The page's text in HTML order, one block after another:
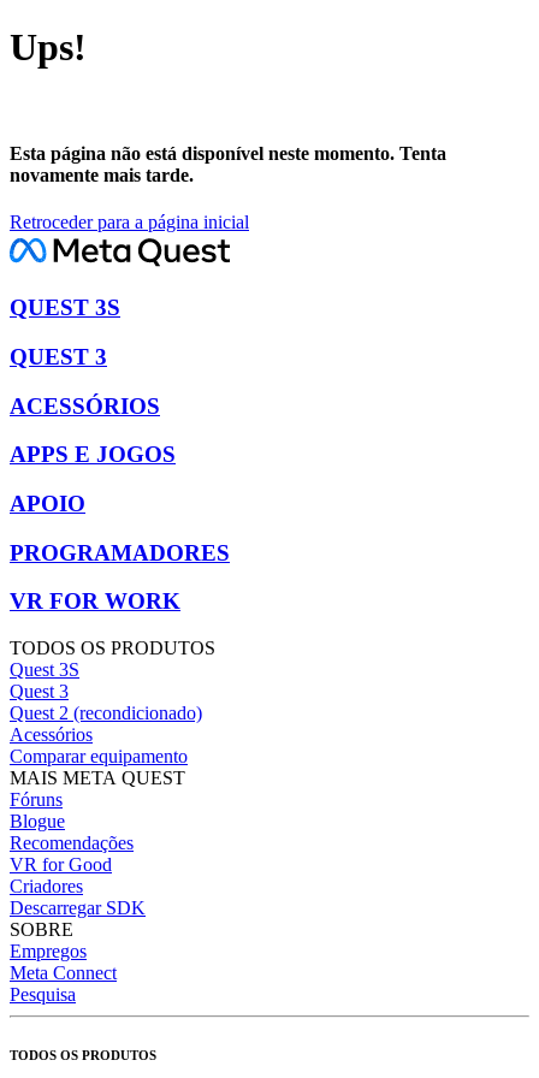
Ups!
Esta página não está disponível neste momento. Tenta
novamente mais tarde.
Retroceder para a página inicial
QUEST 3S
QUEST 3
ACESSÓRIOS
APPS E JOGOS
APOIO
PROGRAMADORES
VR FOR WORK
TODOS OS PRODUTOS
Quest 3S
Quest 3
Quest 2 (recondicionado)
Acessórios
Comparar equipamento
MAIS META QUEST
Fóruns
Blogue
Recomendações
VR for Good
Criadores
Descarregar SDK
SOBRE
Empregos
Meta Connect
Pesquisa
TODOS OS PRODUTOS